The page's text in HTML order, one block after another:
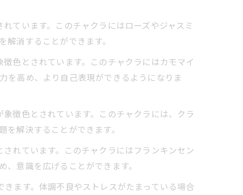
ています。このチャクラにはローズやジャスミ
消することができます。
色とされています。このチャクラにはカモマイ
を高め、より自己表現ができるようになりま
徴色とされています。このチャクラには、クラ
解決することができます。
れています。このチャクラにはフランキンセン
意識を広げることができます。
ます。体調不良やストレスがたまっている場合